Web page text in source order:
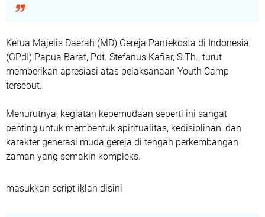
Ketua Majelis Daerah (MD) Gereja Pantekosta di Indonesia
(GPdI) Papua Barat, Pdt. Stefanus Kafiar, S.Th., turut
memberikan apresiasi atas pelaksanaan Youth Camp
tersebut.
Menurutnya, kegiatan kepemudaan seperti ini sangat
penting untuk membentuk spiritualitas, kedisiplinan, dan
karakter generasi muda gereja di tengah perkembangan
zaman yang semakin kompleks.
masukkan script iklan disini